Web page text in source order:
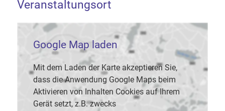
Veranstaltungsort
Google Map laden
Mit dem Laden der Karte akzeptieren Sie,
dass die Anwendung Google Maps beim
Aktivieren von Inhalten Cookies auf Ihrem
Gerät setzt, z.B. zwecks